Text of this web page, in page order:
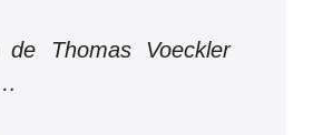
Thomas Voeckler